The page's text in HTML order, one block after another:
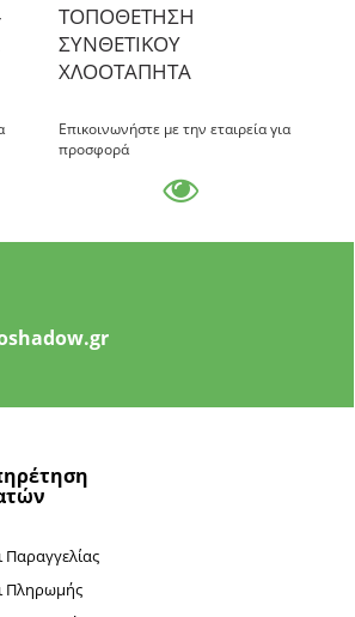
ΤΟΠΟΘΕΤΗΣΗ
ΣΥΝΘΕΤΙΚΟΥ
ΧΛΟΟΤΑΠΗΤΑ
Επικοινωνήστε με την εταιρεία για
προσφορά
Παραγγελίας
Πληρωμής